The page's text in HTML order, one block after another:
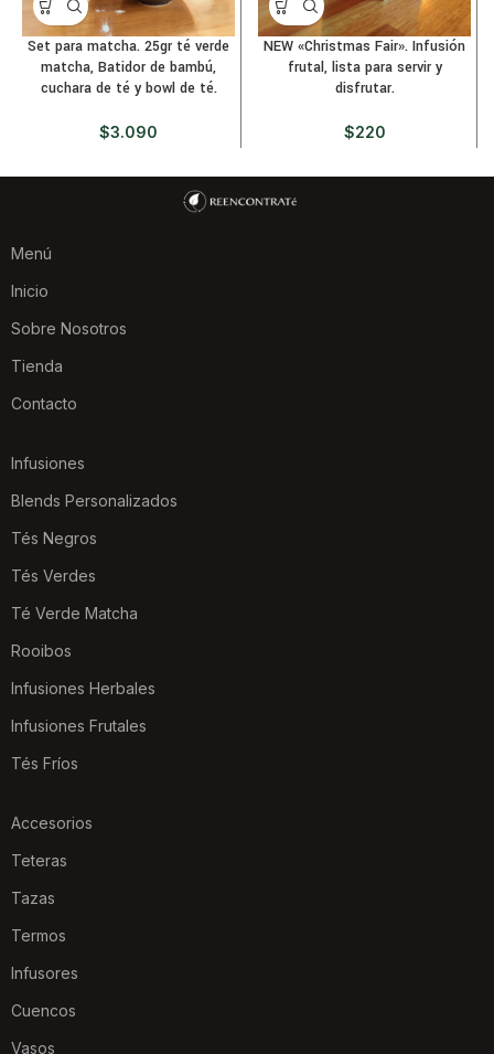
Set para matcha. 25gr té verde
matcha, Batidor de bambú,
cuchara de té y bowl de té.
$3.090
NEW «Christmas Fair». Infusión
frutal, lista para servir y
disfrutar.
$220
Menú
Inicio
Sobre Nosotros
Tienda
Contacto
Infusiones
Blends Personalizados
Tés Negros
Tés Verdes
Té Verde Matcha
Rooibos
Infusiones Herbales
Infusiones Frutales
Tés Fríos
Accesorios
Teteras
Tazas
Termos
Infusores
Cuencos
Vasos